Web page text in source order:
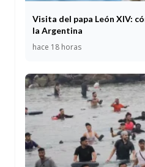
Visita del papa León XIV:
la Argentina
hace 18 horas